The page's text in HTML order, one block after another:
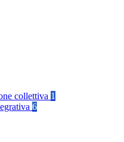
collettiva 1
6